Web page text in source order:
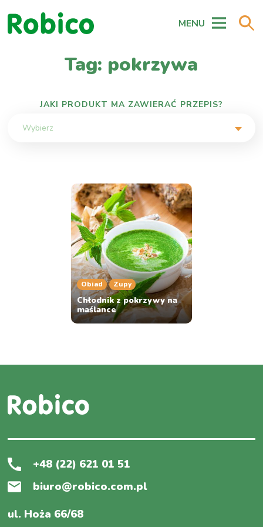
MENU
Tag: pokrzywa
JAKI PRODUKT MA ZAWIERAĆ PRZEPIS?
Wybierz
Obiad Zupy
Chłodnik z pokrzywy na
maślance
+48 (22) 621 01 51
biuro@robico.com.pl
ul. Hoża 66/68